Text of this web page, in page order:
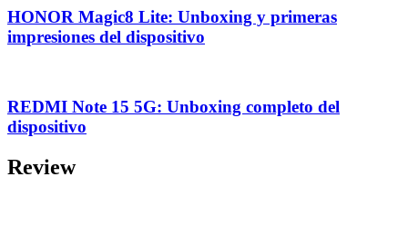
HONOR Magic8 Lite: Unboxing y primeras
impresiones del dispositivo
REDMI Note 15 5G: Unboxing completo del
dispositivo
Review